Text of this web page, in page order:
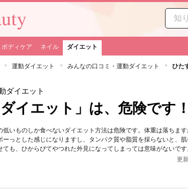
ボディケア ネイル ダイエット
運動ダイエット みんなの口コミ・運動ダイエット ひた
ダイエット
イエット」は、危険です！
いものしか食べないダイエット方法は危険です。体重は落ちま
っとした感じになりますし、タンパク質や脂質を採らないと、
も、ひからびてやつれた外見になってしまっては意味がないです
更